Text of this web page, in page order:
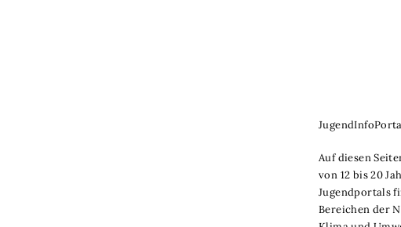
Auf diesen
von 12 bis 20
Jugendportals
Bereichen der